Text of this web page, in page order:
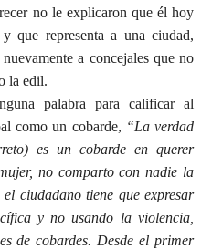
no le explicaron que él hoy
que representa a una ciudad,
a concejales que no
la edil.
palabra para calificar al
como un cobarde, “La verdad
es un cobarde en querer
no comparto con nadie la
ciudadano tiene que expresar
y no usando la violencia,
de cobardes. Desde el primer